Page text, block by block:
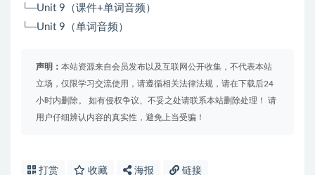
└─Unit 9（课件+单词音频）
└─Unit 9（单词音频）
声明： 本站资源来自会员发布以及互联网公开收集，不代表本站
立场，仅限学习交流使用，请遵循相关法律法规，请在下载后24
小时内删除。 如有侵权争议、不妥之处请联系本站删除处理！ 请
用户仔细辨认内容的真实性，避免上当受骗！
打赏 收藏 海报 链接